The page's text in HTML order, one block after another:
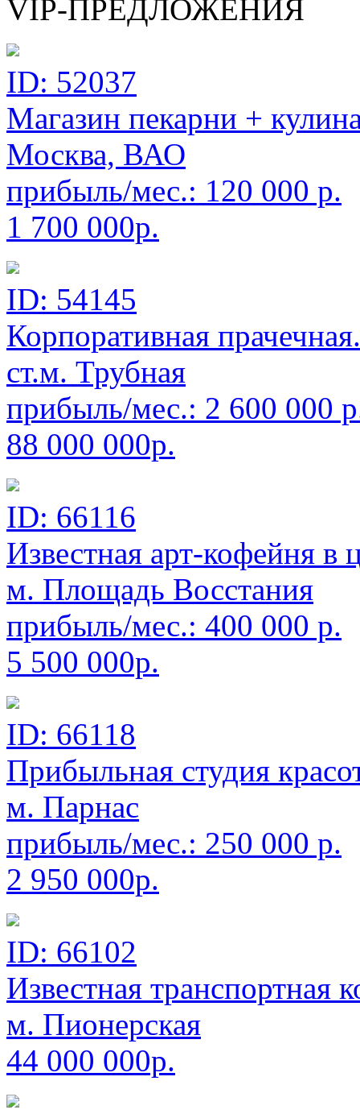
VIP-ПРЕДЛОЖЕНИЯ
ID: 52037
Магазин пекарни +
Москва, ВАО
прибыль/мес.: 120 000 р.
1 700 000р.
ID: 54145
Корпоративная
ст.м. Трубная
прибыль/мес.: 2 600 000
88 000 000р.
ID: 66116
Известная арт-кофейня в
м. Площадь Восстания
прибыль/мес.: 400 000 р.
5 500 000р.
ID: 66118
Прибыльная студия
м. Парнас
прибыль/мес.: 250 000 р.
2 950 000р.
ID: 66102
Известная транспортная
м. Пионерская
44 000 000р.